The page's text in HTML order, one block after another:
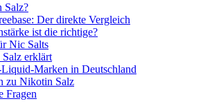
Salz?
Der direkte Vergleich
ist die richtige?
Nic Salts
erklärt
Marken in Deutschland
zu Nikotin Salz
Fragen